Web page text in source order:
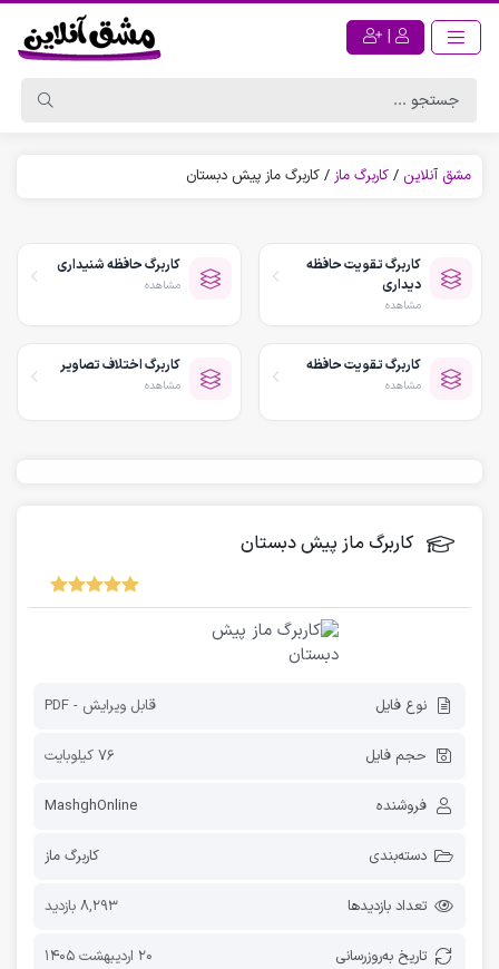
|
مشق آنلاین / کاربرگ ماز / کاربرگ ماز پیش دبستان
کاربرگ تقویت حافظه
دیداری
مشاهده
کاربرگ حافظه شنیداری
مشاهده
کاربرگ تقویت حافظه
مشاهده
کاربرگ اختلاف تصاویر
مشاهده
کاربرگ ماز پیش دبستان
نوع فایل قابل ویرایش - PDF
حجم فایل 76 کیلوبایت
فروشنده MashghOnline
دسته‌بندی کاربرگ ماز
تعداد بازدیدها 8,293 بازدید
تاریخ به‌روز‌رسانی 20 اردیبهشت 1405